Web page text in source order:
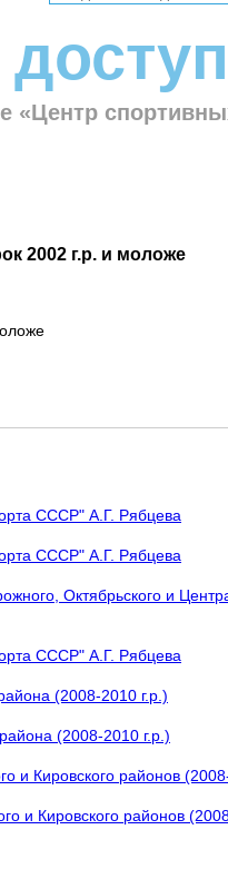
«Центр
2002 г.р. и моложе
СССР" А.Г. Рябцева
СССР" А.Г. Рябцева
Октябрьского и
СССР" А.Г. Рябцева
(2008-2010 г.р.)
(2008-2010 г.р.)
и Кировского районов
и Кировского районов